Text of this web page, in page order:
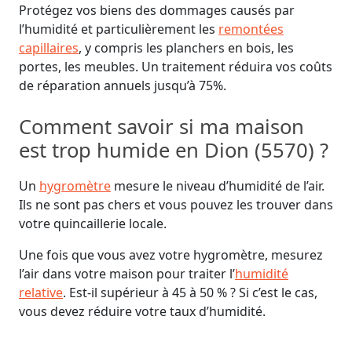
Protégez vos biens des dommages causés par
l’humidité et particulièrement les remontées
capillaires, y compris les planchers en bois, les
portes, les meubles. Un traitement réduira vos coûts
de réparation annuels jusqu’à 75%.
Comment savoir si ma maison
est trop humide en Dion (5570) ?
Un hygromètre mesure le niveau d’humidité de l’air.
Ils ne sont pas chers et vous pouvez les trouver dans
votre quincaillerie locale.
Une fois que vous avez votre hygromètre, mesurez
l’air dans votre maison pour traiter l’humidité
relative. Est-il supérieur à 45 à 50 % ? Si c’est le cas,
vous devez réduire votre taux d’humidité.